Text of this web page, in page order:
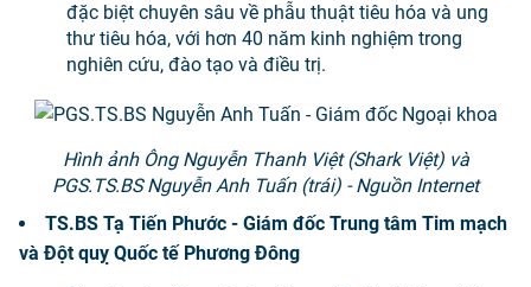
đặc biệt chuyên sâu về phẫu thuật tiêu hóa và ung
thư tiêu hóa, với hơn 40 năm kinh nghiệm trong
nghiên cứu, đào tạo và điều trị.
Hình ảnh Ông Nguyễn Thanh Việt (Shark Việt) và
PGS.TS.BS Nguyễn Anh Tuấn (trái) - Nguồn Internet
TS.BS Tạ Tiến Phước - Giám đốc Trung tâm Tim mạch
và Đột quỵ Quốc tế Phương Đông